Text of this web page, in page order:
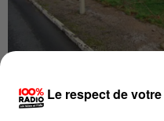
Publié : 2 juin 2022 à 17h27
Le respect de